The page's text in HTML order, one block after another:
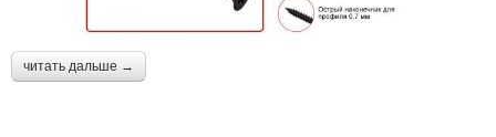
читать дальше →